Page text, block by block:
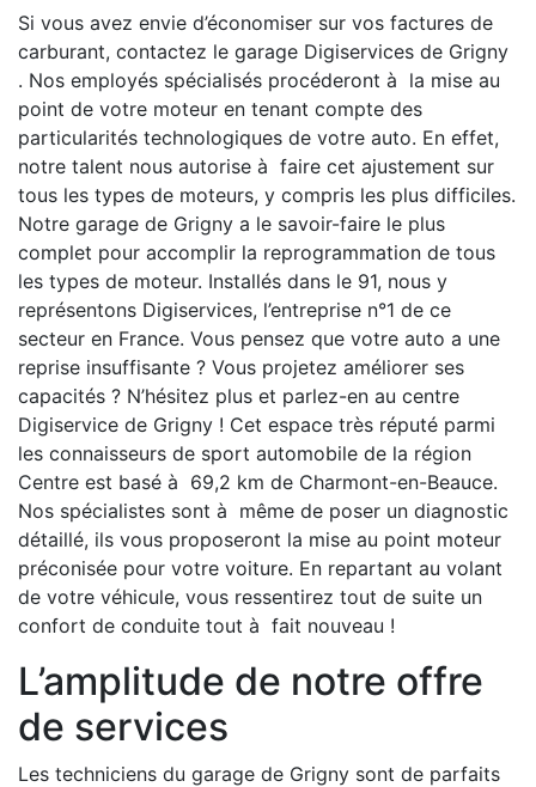
Si vous avez envie d’économiser sur vos factures de
carburant, contactez le garage Digiservices de Grigny
. Nos employés spécialisés procéderont à la mise au
point de votre moteur en tenant compte des
particularités technologiques de votre auto. En effet,
notre talent nous autorise à faire cet ajustement sur
tous les types de moteurs, y compris les plus difficiles.
Notre garage de Grigny a le savoir-faire le plus
complet pour accomplir la reprogrammation de tous
les types de moteur. Installés dans le 91, nous y
représentons Digiservices, l’entreprise n°1 de ce
secteur en France. Vous pensez que votre auto a une
reprise insuffisante ? Vous projetez améliorer ses
capacités ? N’hésitez plus et parlez-en au centre
Digiservice de Grigny ! Cet espace très réputé parmi
les connaisseurs de sport automobile de la région
Centre est basé à 69,2 km de Charmont-en-Beauce.
Nos spécialistes sont à même de poser un diagnostic
détaillé, ils vous proposeront la mise au point moteur
préconisée pour votre voiture. En repartant au volant
de votre véhicule, vous ressentirez tout de suite un
confort de conduite tout à fait nouveau !
L’amplitude de notre offre
de services
Les techniciens du garage de Grigny sont de parfaits